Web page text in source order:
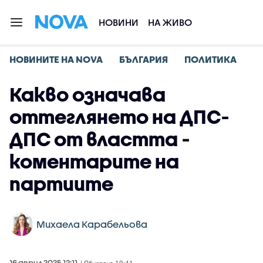
НОВИНИ НА ЖИВО
НОВИНИТЕ НА NOVA БЪЛГАРИЯ ПОЛИТИКА
Какво означава
оттеглянето на ДПС-
ДПС от властта -
коментарите на
партиите
Михаела Карабельова